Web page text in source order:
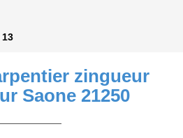
zingueur
Saone 21250